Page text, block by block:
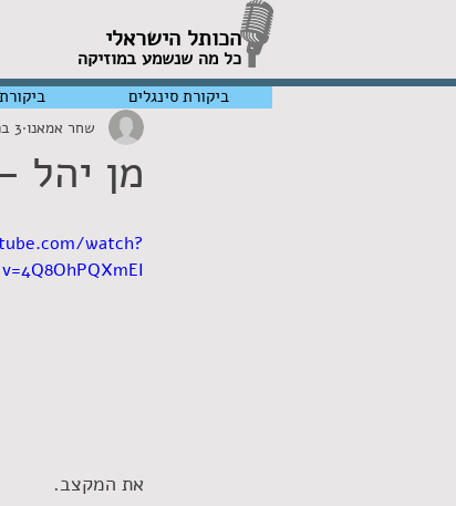
הכותל הישראלי
כל מה שנשמע במוזיקה
מן יהל
שחר אמאנו 3 בפבר׳ 2019
watch?
v=4Q8OhPQXmEI
את המקצב.
ביקורת סינגלים